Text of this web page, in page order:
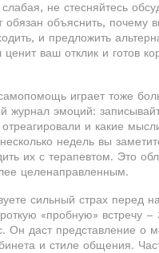
не стесняйтесь
обязан объяснить, почему
и предложить
ваш отклик и готов
играет тоже
журнал эмоций:
отреагировали и какие
недель вы
их с терапевтом. Это
целенаправленным.
сильный страх перед
«пробную» встречу –
Он даст представление о
и стиле общения.